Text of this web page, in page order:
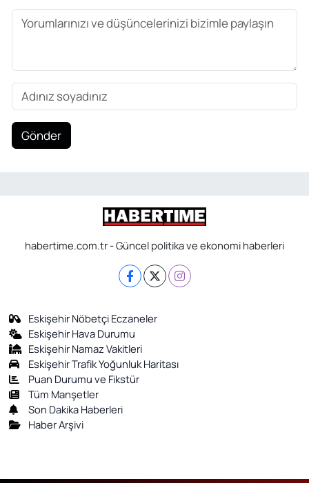
Gönder
habertime.com.tr - Güncel politika ve ekonomi haberleri
Eskişehir Nöbetçi Eczaneler
Eskişehir Hava Durumu
Eskişehir Namaz Vakitleri
Eskişehir Trafik Yoğunluk Haritası
Puan Durumu ve Fikstür
Tüm Manşetler
Son Dakika Haberleri
Haber Arşivi